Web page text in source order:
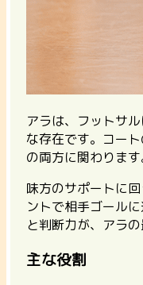
アラは、フットサ
な存在です。コー
の両方に関わります
味方のサポートに
ントで相手ゴール
と判断力が、アラの
主な役割